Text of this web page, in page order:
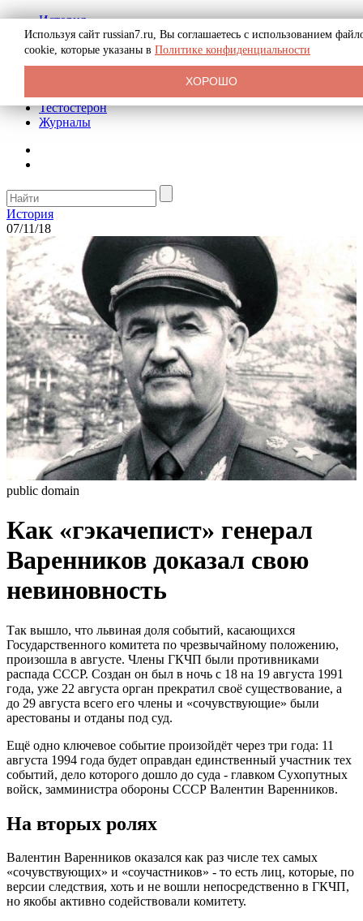
История
Биография
Криминал
Реклама на сайте
Тестостерон
Журналы
История
07/11/18
public domain
Как «гэкачепист» генерал
Варенников доказал свою
невиновность
Так вышло, что львиная доля событий, касающихся
Государственного комитета по чрезвычайному положению,
произошла в августе. Члены ГКЧП были противниками
распада СССР. Создан он был в ночь с 18 на 19 августа 1991
года, уже 22 августа орган прекратил своё существование, а
до 29 августа всего его члены и «сочувствующие» были
арестованы и отданы под суд.
Ещё одно ключевое событие произойдёт через три года: 11
августа 1994 года будет оправдан единственный участник тех
событий, дело которого дошло до суда - главком Сухопутных
войск, замминистра обороны СССР Валентин Варенников.
На вторых ролях
Валентин Варенников оказался как раз числе тех самых
«сочувствующих» и «соучастников» - то есть лиц, которые, по
версии следствия, хоть и не вошли непосредственно в ГКЧП,
но якобы активно содействовали комитету.
Используя сайт russian7.ru, Вы соглашаетесь с использованием
cookie, которые указаны в Политике конфиденциальности
ХОРОШО